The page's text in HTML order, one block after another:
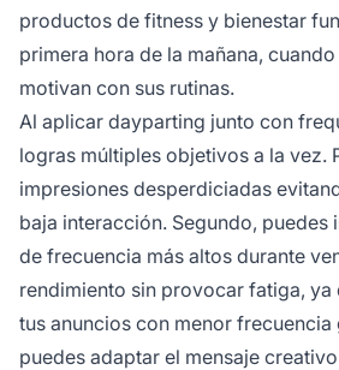
productos de fitness y bienestar
primera hora de la mañana,
motivan con sus rutinas.
Al aplicar dayparting junto con
logras múltiples objetivos a la vez.
impresiones desperdiciadas
baja interacción. Segundo, puedes
de frecuencia más altos durante
rendimiento sin provocar fatiga, ya
tus anuncios con menor frecuencia
puedes adaptar el mensaje